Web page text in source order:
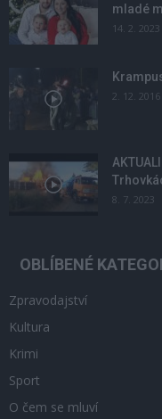
mladé
14. 2. 2023
2. 12. 2016
8. 7. 2023
OBLÍBENÉ
Zpravodajství
Kultura
Krimi
Sport
O čem se mluví